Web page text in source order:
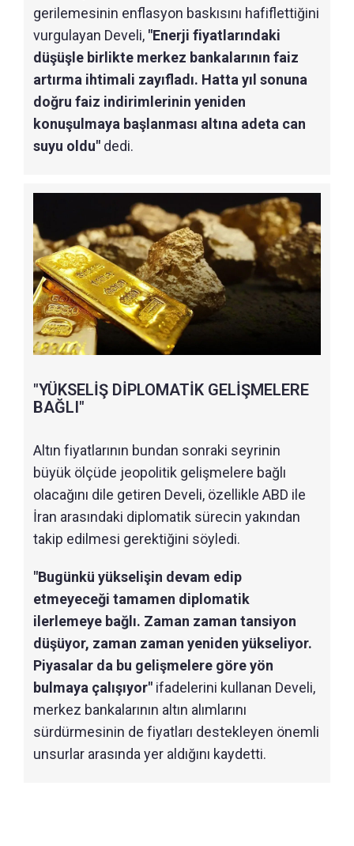
gerilemesinin enflasyon baskısını hafiflettiğini
vurgulayan Develi, "Enerji fiyatlarındaki
düşüşle birlikte merkez bankalarının faiz
artırma ihtimali zayıfladı. Hatta yıl sonuna
doğru faiz indirimlerinin yeniden
konuşulmaya başlanması altına adeta can
suyu oldu" dedi.
"YÜKSELİŞ DİPLOMATİK GELİŞMELERE
BAĞLI"
Altın fiyatlarının bundan sonraki seyrinin
büyük ölçüde jeopolitik gelişmelere bağlı
olacağını dile getiren Develi, özellikle ABD ile
İran arasındaki diplomatik sürecin yakından
takip edilmesi gerektiğini söyledi.
"Bugünkü yükselişin devam edip
etmeyeceği tamamen diplomatik
ilerlemeye bağlı. Zaman zaman tansiyon
düşüyor, zaman zaman yeniden yükseliyor.
Piyasalar da bu gelişmelere göre yön
bulmaya çalışıyor" ifadelerini kullanan Develi,
merkez bankalarının altın alımlarını
sürdürmesinin de fiyatları destekleyen önemli
unsurlar arasında yer aldığını kaydetti.